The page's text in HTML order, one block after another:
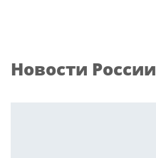
Новости России